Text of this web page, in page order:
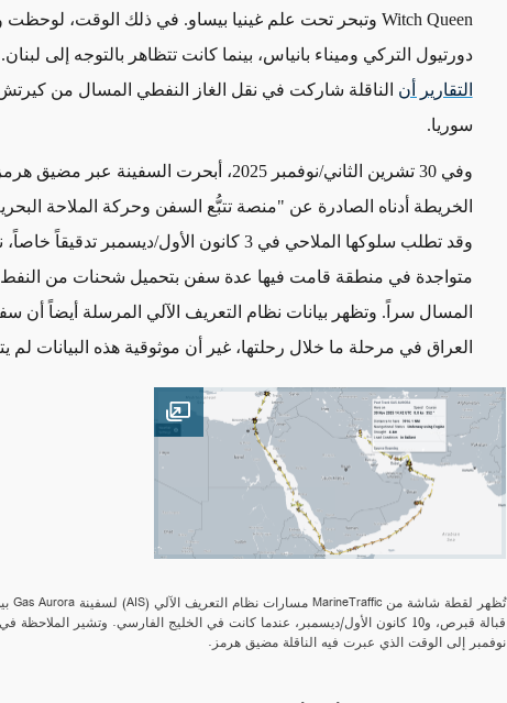
Witch Queen وتبحر تحت علم غينيا بيساو. في ذلك الوقت، لوحظت
دورتيول التركي وميناء بانياس، بينما كانت تتظاهر بالتوجه إلى
التقارير أن الناقلة شاركت في نقل الغاز النفطي المسال من
سوريا.
وفي 30 تشرين الثاني/نوفمبر 2025، أبحرت
الخريطة أدناه الصادرة عن "منصة تتبُّع السفن وحركة الملاحة
وقد تطلب سلوكها الملاحي في 3 كانون الأول
/ديسمبر تدقيقاً خاصاً،
متواجدة في منطقة قامت فيها عدة سفن بتحميل شحنات من النفط
المسال سراً. وتظهر بيانات نظام التعريف الآلي المرسلة أيضاً أن
العراق في مرحلة ما خلال رحلتها، غير أن موثوقية هذه البيانات لم
Open image
نوفمبر إلى الوقت الذي عبرت فيه الناقلة مضيق هرمز.